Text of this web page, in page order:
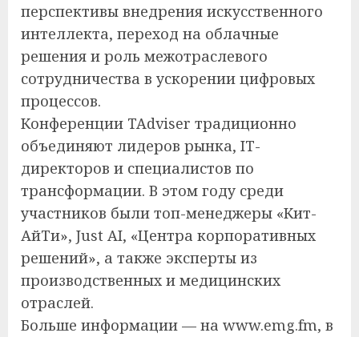
перспективы внедрения искусственного
интеллекта, переход на облачные
решения и роль межотраслевого
сотрудничества в ускорении цифровых
процессов.
Конференции TAdviser традиционно
объединяют лидеров рынка, IT-
директоров и специалистов по
трансформации. В этом году среди
участников были топ-менеджеры «Кит-
АйТи», Just AI, «Центра корпоративных
решений», а также эксперты из
производственных и медицинских
отраслей.
Больше информации — на www.emg.fm, в